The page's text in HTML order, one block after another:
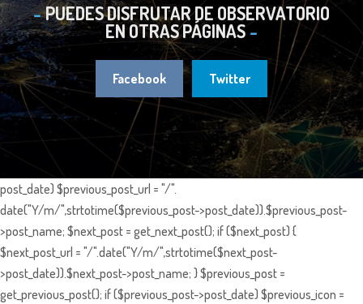
PUEDES DISFRUTAR DE OBSERVATORIO
EN OTRAS PÁGINAS
Facebook Twitter
post_date) $previous_post_url = "/".
date("Y/m/",strtotime($previous_post->post_date)).$previous_post-
>post_name; $next_post = get_next_post(); if ($next_post) {
$next_post_url = "/".date("Y/m/",strtotime($next_post-
>post_date)).$next_post->post_name; } $previous_post =
get_previous_post(); if ($previous_post->post_date) $previous_icon =